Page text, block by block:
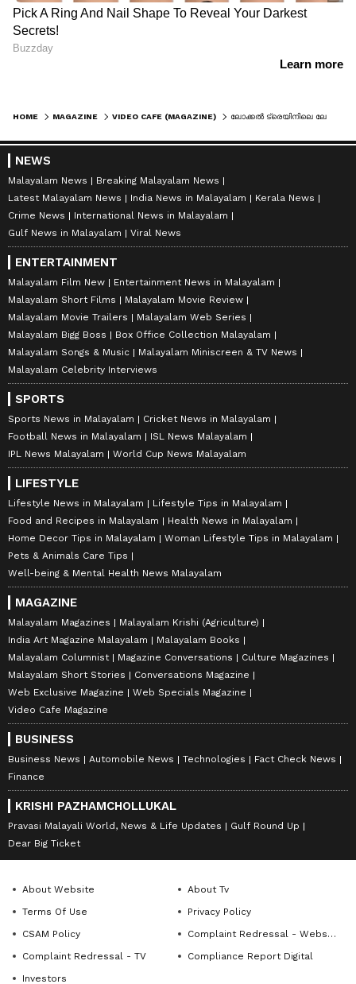
HOME MAGAZINE VIDEO CAFE (MAGAZINE)
NEWS
Malayalam News
Breaking Malayalam News
Latest Malayalam News
India News in Malayalam
Kerala News
Crime News
International News in Malayalam
Gulf News in Malayalam
Viral News
ENTERTAINMENT
Malayalam Film New
Entertainment News in Malayalam
Malayalam Short Films
Malayalam Movie Review
Malayalam Movie Trailers
Malayalam Web Series
Malayalam Bigg Boss
Box Office Collection Malayalam
Malayalam Songs & Music
Malayalam Miniscreen & TV News
Malayalam Celebrity Interviews
SPORTS
Sports News in Malayalam
Cricket News in Malayalam
Football News in Malayalam
ISL News Malayalam
IPL News Malayalam
World Cup News Malayalam
LIFESTYLE
Lifestyle News in Malayalam
Lifestyle Tips in Malayalam
Food and Recipes in Malayalam
Health News in Malayalam
Home Decor Tips in Malayalam
Woman Lifestyle Tips in Malayalam
Pets & Animals Care Tips
Well-being & Mental Health News Malayalam
MAGAZINE
Malayalam Magazines
Malayalam Krishi (Agriculture)
India Art Magazine Malayalam
Malayalam Books
Malayalam Columnist
Magazine Conversations
Culture Magazines
Malayalam Short Stories
Conversations Magazine
Web Exclusive Magazine
Web Specials Magazine
Video Cafe Magazine
BUSINESS
Business News Automobile News Technologies
Fact Check News
Finance
KRISHI PAZHAMCHOLLUKAL
Pravasi Malayali World, News & Life Updates
Gulf Round Up
Dear Big Ticket
About Website
About Tv
Terms Of Use
Privacy Policy
CSAM Policy
Complaint Redressal - Website
Complaint Redressal - TV
Compliance Report Digital
Investors